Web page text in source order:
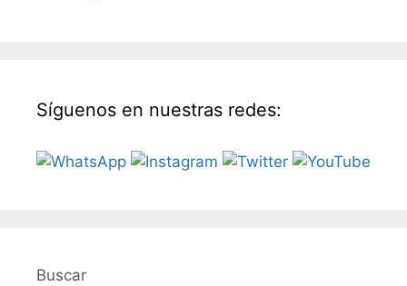
Síguenos en nuestras redes:
Buscar